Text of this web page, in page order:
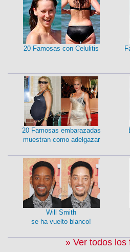
20 Famosas con Celulitis
20 Famosas embarazadas
muestran como adelgazar
Will Smith
se ha vuelto blanco!
» Ver todos los